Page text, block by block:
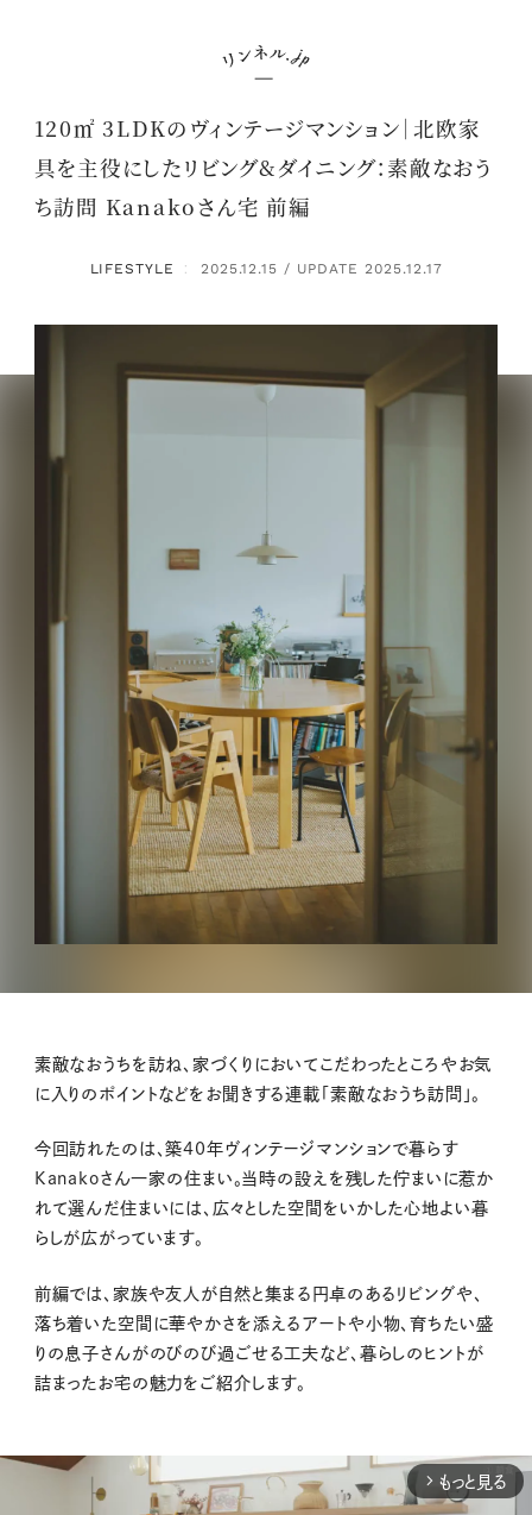
120㎡ 3LDKのヴィンテージマンション｜北欧家
具を主役にしたリビング&ダイニング：素敵なおう
ち訪問 Kanakoさん宅 前編
LIFESTYLE ： 2025.12.15 / UPDATE 2025.12.17
素敵なおうちを訪ね、家づくりにおいてこだわったところやお気
に入りのポイントなどをお聞きする連載「素敵なおうち訪問」。
今回訪れたのは、築40年ヴィンテージマンションで暮らす
Kanakoさん一家の住まい。当時の設えを残した佇まいに惹か
れて選んだ住まいには、広々とした空間をいかした心地よい暮
らしが広がっています。
前編では、家族や友人が自然と集まる円卓のあるリビングや、
落ち着いた空間に華やかさを添えるアートや小物、育ちたい盛
りの息子さんがのびのび過ごせる工夫など、暮らしのヒントが
詰まったお宅の魅力をご紹介します。
arrow_forward_ios もっと見る